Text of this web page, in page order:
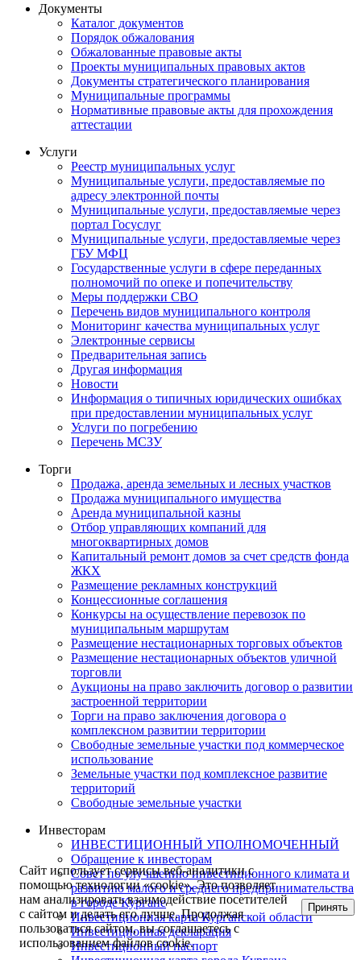
Документы
Каталог документов
Порядок обжалования
Обжалованные правовые акты
Проекты муниципальных правовых актов
Документы стратегического планирования
Муниципальные программы
Нормативные правовые акты для прохождения
аттестации
Услуги
Реестр муниципальных услуг
Муниципальные услуги, предоставляемые по
адресу электронной почты
Муниципальные услуги, предоставляемые через
портал Госуслуг
Муниципальные услуги, предоставляемые через
ГБУ МФЦ
Государственные услуги в сфере переданных
полномочий по опеке и попечительству
Меры поддержки СВО
Перечень видов муниципального контроля
Мониторинг качества муниципальных услуг
Электронные сервисы
Предварительная запись
Другая информация
Новости
Информация о типичных юридических ошибках
при предоставлении муниципальных услуг
Услуги по погребению
Перечень МСЗУ
Торги
Продажа, аренда земельных и лесных участков
Продажа муниципального имущества
Аренда муниципальной казны
Отбор управляющих компаний для
многоквартирных домов
Капитальный ремонт домов за счет средств фонда
ЖКХ
Размещение рекламных конструкций
Концессионные соглашения
Конкурсы на осуществление перевозок по
муниципальным маршрутам
Размещение нестационарных торговых объектов
Размещение нестационарных объектов уличной
торговли
Аукционы на право заключить договор о развитии
застроенной территории
Торги на право заключения договора о
комплексном развитии территории
Свободные земельные участки под коммерческое
использование
Земельные участки под комплексное развитие
территорий
Свободные земельные участки
Инвесторам
ИНВЕСТИЦИОННЫЙ УПОЛНОМОЧЕННЫЙ
Обращение к инвесторам
Совет по улучшению инвестиционного климата и
развитию малого и среднего предпринимательства
в городе Кургане
Инвестиционная карта Курганской области
Инвестиционная декларация
Инвестиционный паспорт
Сайт использует сервисы веб-аналитики с
помощью технологии «cookie». Это позволяет
нам анализировать взаимодействие посетителей
с сайтом и делать его лучше. Продолжая
пользоваться сайтом, вы соглашаетесь с
использованием файлов cookie.
Принять